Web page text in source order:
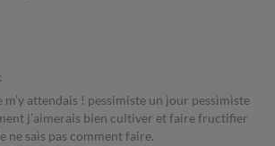
m’y attendais ! pessimiste un jour pessimiste
j’aimerais bien cultiver et faire fructifier
ne sais pas comment faire.